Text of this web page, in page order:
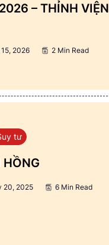
– THỈNH VIỆN
2026 2 Min Read
tư
20, 2025 6 Min Read